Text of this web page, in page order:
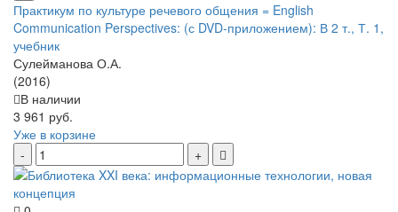
Практикум по культуре речевого общения = English
Communication Perspectives: (с DVD-приложением): В 2 т., Т. 1,
учебник
Сулейманова О.А.
(2016)
В наличии
3 961 руб.
Уже в корзине